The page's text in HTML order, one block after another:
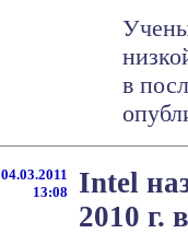
в
04.03.2011
13:08
Intel
2010 г.